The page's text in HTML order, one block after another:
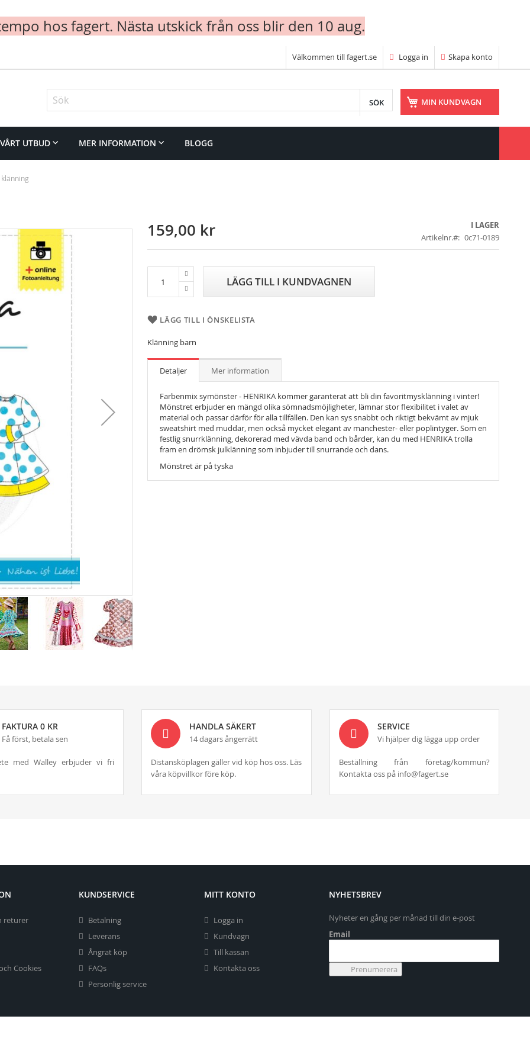
hos fagert. Nästa utskick från oss blir den 10 aug.
Välkommen till fagert.se Logga in Skapa konto
MIN KUNDVAGN
Sök
VÅRT UTBUD MER INFORMATION BLOGG
159,00 kr
I LAGER
Artikelnr.
0c71-0189
LÄGG TILL I KUNDVAGNEN
LÄGG TILL I ÖNSKELISTA
Klänning barn
Detaljer
Farbenmix symönster - HENRIKA kommer garanterat att bli din favoritmysklänning i vinter!
Mönstret erbjuder en mängd olika sömnadsmöjligheter, lämnar stor flexibilitet i valet av
material och passar därför för alla tillfällen. Den kan sys snabbt och riktigt bekvämt av mjuk
sweatshirt med muddar, men också mycket elegant av manchester- eller poplintyger. Som en
festlig snurrklänning, dekorerad med vävda band och bårder, kan du med HENRIKA trolla
fram en drömsk julklänning som inbjuder till snurrande och dans.
Mönstret är på tyska
Mer information
FAKTURA 0 KR
Få först, betala sen
med Walley erbjuder vi fri
HANDLA SÄKERT
14 dagars ångerrätt
Distansköplagen gäller vid köp hos oss. Läs
våra köpvillkor före köp.
SERVICE
Vi hjälper dig lägga upp order
Beställning från företag/kommun?
Kontakta oss på info@fagert.se
returer
Cookies
KUNDSERVICE
Betalning
Leverans
Ångrat köp
FAQs
Personlig service
MITT KONTO
Logga in
Kundvagn
Till kassan
Kontakta oss
NYHETSBREV
Nyheter en gång per månad till din e-post
Email